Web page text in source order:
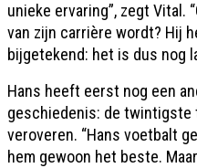
unieke ervaring”, zegt Vital.
van zijn carrière wordt? Hij
bijgetekend: het is dus nog
Hans heeft eerst nog een
geschiedenis: de twintigste
veroveren. “Hans voetbalt
hem gewoon het beste.